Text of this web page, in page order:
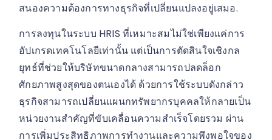
สนองความต้องการทางธุรกิจที่เปลี่ยนแปลงอยู่เสมอ.
การลงทุนในระบบ HRIS ที่เหมาะสมไม่ใช่เพียงแค่การ
อัปเกรดเทคโนโลยีเท่านั้น แต่เป็นการตัดสินใจเชิงกล
ยุทธ์ที่ช่วยให้บริษัทขนาดกลางสามารถปลดล็อก
ศักยภาพสูงสุดของตนเองได้ ด้วยการใช้ระบบดังกล่าว
ธุรกิจสามารถเปลี่ยนแผนกทรัพยากรบุคคลให้กลายเป็น
หน่วยงานสำคัญที่ขับเคลื่อนความสำเร็จโดยรวม ผ่าน
การเพิ่มประสิทธิภาพการทำงานและความพึงพอใจของ